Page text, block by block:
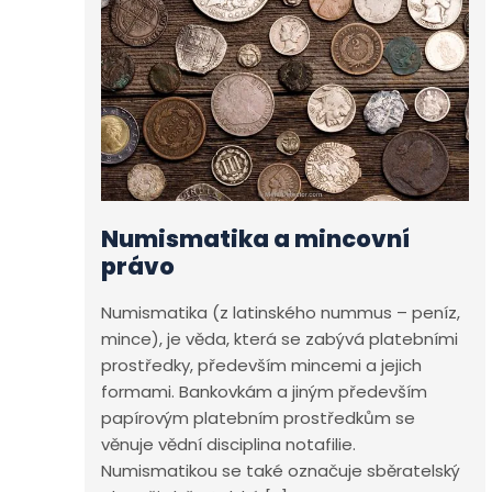
Numismatika a mincovní
právo
Numismatika (z latinského nummus – peníz,
mince), je věda, která se zabývá platebními
prostředky, především mincemi a jejich
formami. Bankovkám a jiným především
papírovým platebním prostředkům se
věnuje vědní disciplina notafilie.
Numismatikou se také označuje sběratelský